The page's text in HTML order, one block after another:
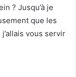
? Jusqu’à je
que les
vous servir